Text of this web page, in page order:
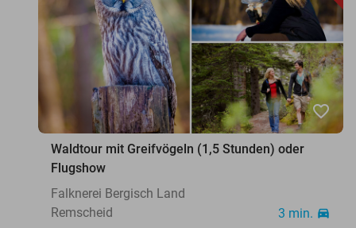
favorite_border
Waldtour mit Greifvögeln (1,5 Stunden) oder
Flugshow
Falknerei Bergisch Land
Remscheid
3 min. directions_car